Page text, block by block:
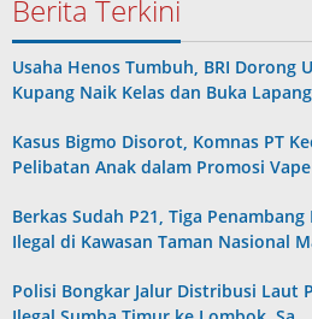
Berita Terkini
Usaha Henos Tumbuh, BRI Dorong
Kupang Naik Kelas dan Buka
Kasus Bigmo Disorot, Komnas PT
Pelibatan Anak dalam Promosi Vape
Berkas Sudah P21, Tiga Penambang
Ilegal di Kawasan Taman Nasional
Polisi Bongkar Jalur Distribusi Laut